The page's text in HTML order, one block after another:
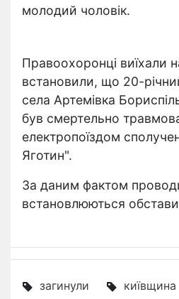
молодий чоловік.
Правоохоронці виїхали
встановили, що 20-
села Артемівка
був смертельно
електропоїздом
Яготин".
За даним фактом
встановлюються
загинули київщина